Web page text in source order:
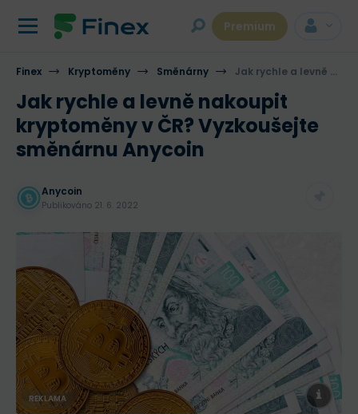
Premium
Finex Kryptoměny Směnárny Jak rychle a levně nakoupit kryptoměny v ČR? Vyzkoušejte směnárnu Anycoin
Jak rychle a levně nakoupit
kryptoměny v ČR? Vyzkoušejte
směnárnu Anycoin
Anycoin
Publikováno 21. 6. 2022
REKLAMA